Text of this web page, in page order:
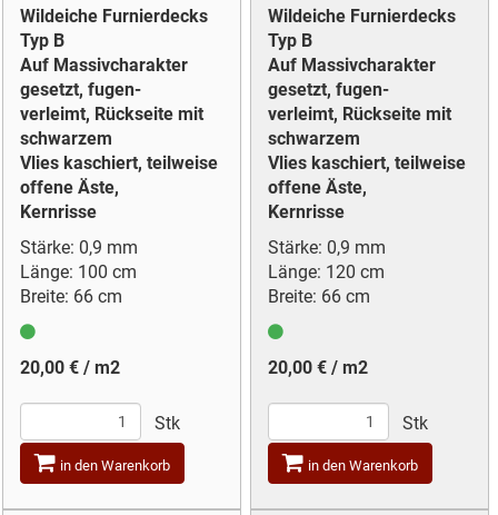
Wildeiche Furnierdecks
Typ B
Auf Massivcharakter
gesetzt, fugen-
verleimt, Rückseite mit
schwarzem
Vlies kaschiert, teilweise
offene Äste,
Kernrisse
Stärke: 0,9 mm
Länge: 100 cm
Breite: 66 cm
20,00 € / m2
Stk
in den Warenkorb
Wildeiche Furnierdecks
Typ B
Auf Massivcharakter
gesetzt, fugen-
verleimt, Rückseite mit
schwarzem
Vlies kaschiert, teilweise
offene Äste,
Kernrisse
Stärke: 0,9 mm
Länge: 120 cm
Breite: 66 cm
20,00 € / m2
Stk
in den Warenkorb